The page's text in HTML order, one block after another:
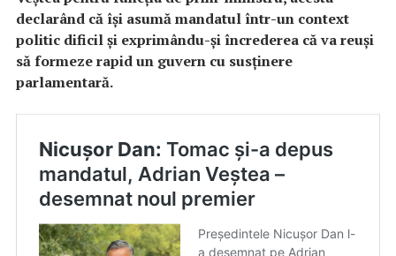
declarând că își asumă mandatul într-un context
politic dificil și exprimându-și încrederea că va reuși
să formeze rapid un guvern cu susținere
parlamentară.